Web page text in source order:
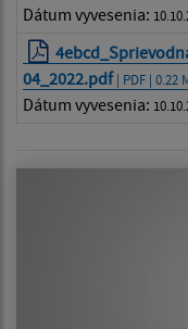
Dátum vyvesenia:
04_2022.pdf | PDF | 0.22
Dátum vyvesenia: